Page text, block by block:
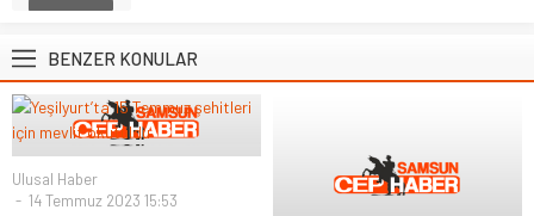
BENZER KONULAR
Ulusal Haber
14 Temmuz 2023 15:53